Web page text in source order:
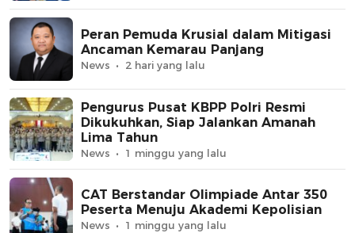
Peran Pemuda Krusial dalam Mitigasi
Ancaman Kemarau Panjang
News 2 hari yang lalu
Pengurus Pusat KBPP Polri Resmi
Dikukuhkan, Siap Jalankan Amanah
Lima Tahun
News 1 minggu yang lalu
CAT Berstandar Olimpiade Antar 350
Peserta Menuju Akademi Kepolisian
News 1 minggu yang lalu